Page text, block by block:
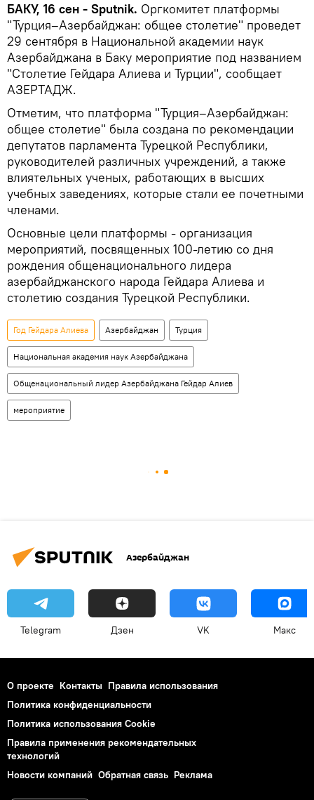
БАКУ, 16 сен - Sputnik. Оргкомитет платформы
"Турция–Азербайджан: общее столетие" проведет
29 сентября в Национальной академии наук
Азербайджана в Баку мероприятие под названием
"Столетие Гейдара Алиева и Турции", сообщает
АЗЕРТАДЖ.
Отметим, что платформа "Турция–Азербайджан:
общее столетие" была создана по рекомендации
депутатов парламента Турецкой Республики,
руководителей различных учреждений, а также
влиятельных ученых, работающих в высших
учебных заведениях, которые стали ее почетными
членами.
Основные цели платформы - организация
мероприятий, посвященных 100-летию со дня
рождения общенационального лидера
азербайджанского народа Гейдара Алиева и
столетию создания Турецкой Республики.
Год Гейдара Алиева Азербайджан Турция
Национальная академия наук Азербайджана
Общенациональный лидер Азербайджана Гейдар Алиев
мероприятие
Азербайджан
Telegram Дзен VK Макс
О проекте Контакты Правила использования
Политика конфиденциальности
Политика использования Cookie
Правила применения рекомендательных
технологий
Новости компаний Обратная связь Реклама